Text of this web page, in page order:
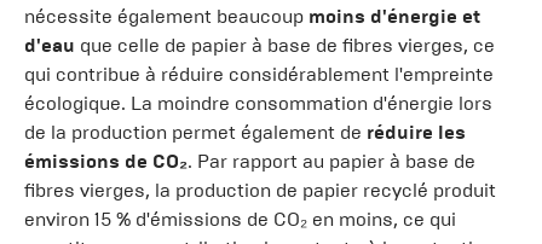
nécessite également beaucoup moins d'énergie et
d'eau que celle de papier à base de fibres vierges, ce
qui contribue à réduire considérablement l'empreinte
écologique. La moindre consommation d'énergie lors
de la production permet également de réduire les
émissions de CO₂. Par rapport au papier à base de
fibres vierges, la production de papier recyclé produit
environ 15 % d'émissions de CO₂ en moins, ce qui